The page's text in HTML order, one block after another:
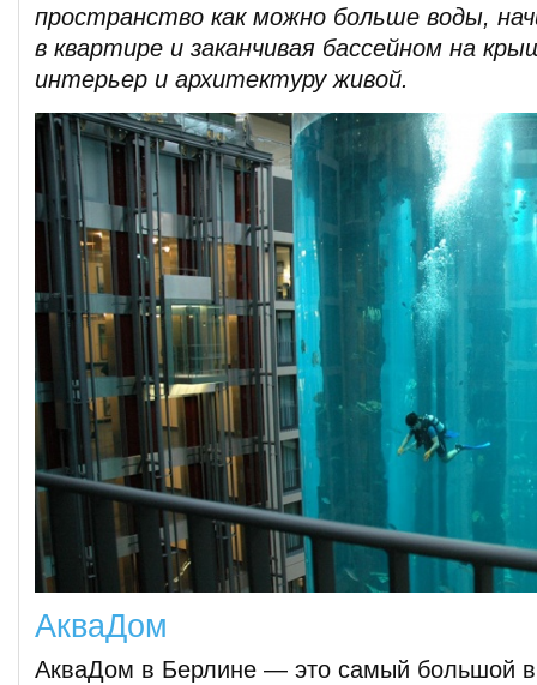
пространство как можно больше воды,
в квартире и заканчивая бассейном на
интерьер и архитектуру живой.
АкваДом
АкваДом в Берлине — это самый большой